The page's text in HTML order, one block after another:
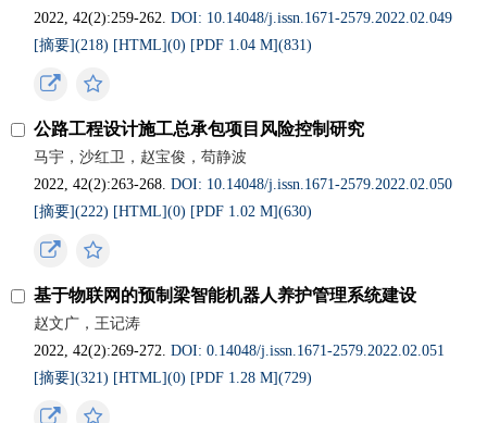
2022, 42(2):259-262.DOI: 10.14048/j.issn.1671-2579.2022.02.049
[摘要](218) [HTML](0) [PDF 1.04 M](831)
公路工程设计施工总承包项目风险控制研究
马宇，沙红卫，赵宝俊，苟静波
2022, 42(2):263-268.DOI: 10.14048/j.issn.1671-2579.2022.02.050
[摘要](222) [HTML](0) [PDF 1.02 M](630)
基于物联网的预制梁智能机器人养护管理系统建设
赵文广，王记涛
2022, 42(2):269-272.DOI: 0.14048/j.issn.1671-2579.2022.02.051
[摘要](321) [HTML](0) [PDF 1.28 M](729)